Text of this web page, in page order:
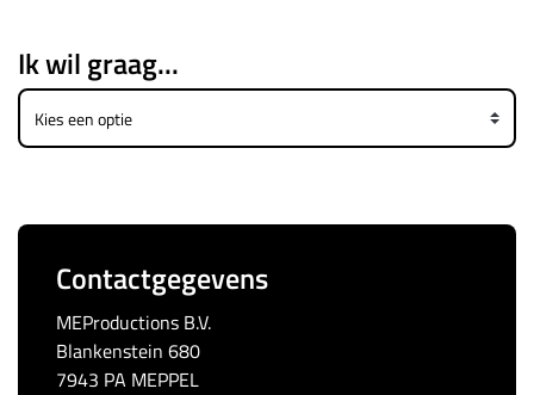
Ik wil graag...
Contactgegevens
MEProductions B.V.
Blankenstein 680
7943 PA MEPPEL